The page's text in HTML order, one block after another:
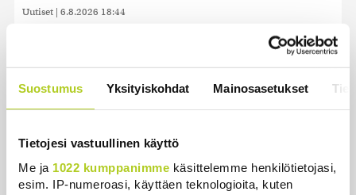
Suostumus Yksityiskohdat Mainosasetukset
Tietojesi vastuullinen käyttö
Me ja 1022 kumppanimme käsittelemme henkilötietojasi,
esim. IP-numeroasi, käyttäen teknologioita, kuten
Uutiset | 6.8.2026 18:44
Valtiovarainministeriön leikkausehdotus voi
pidentää Kelan käsittelyaikoja
Uutiset | 6.8.2026 17:16
harkitsee hyökkäyksiä Baltiaan